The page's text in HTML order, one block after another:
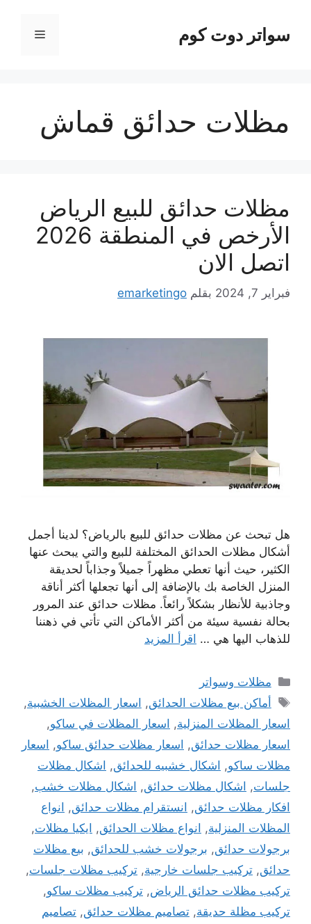
المحتوىسواتر دوت كوم القائمة
مظلات حدائق قماش
مظلات حدائق للبيع الرياض
الأرخص في المنطقة 2026
اتصل الان
فبراير 7, 2024 بقلم emarketingo
هل تبحث عن مظلات حدائق للبيع بالرياض؟ لدينا أجمل
أشكال مظلات الحدائق المختلفة للبيع والتي يبحث عنها
الكثير، حيث أنها تعطي مظهراً جميلاً وجذاباً لحديقة
المنزل الخاصة بك بالإضافة إلى أنها تجعلها أكثر أناقة
وجاذبية للأنظار بشكلاً رائعاً. مظلات حدائق عند المرور
بحالة نفسية سيئة من أكثر الأماكن التي تأتي في ذهننا
للذهاب اليها هي … اقرأ المزيد
التصنيفات
مظلات وسواتر
الوسوم
أماكن بيع مظلات الحدائق, اسعار المظلات الخشبية,
اسعار المظلات المنزلية, اسعار المظلات في ساكو,
اسعار مظلات حدائق, اسعار مظلات حدائق ساكو, اسعار
مظلات ساكو, اشكال خشبيه للحدائق, اشكال مظلات
جلسات, اشكال مظلات حدائق, اشكال مظلات خشب,
افكار مظلات حدائق, انستقرام مظلات حدائق, انواع
المظلات المنزلية, انواع مظلات الحدائق, ايكيا مظلات,
برجولات حدائق, برجولات خشب للحدائق, بيع مظلات
حدائق, تركيب جلسات خارجية, تركيب مظلات جلسات,
تركيب مظلات حدائق الرياض, تركيب مظلات ساكو,
تركيب مظلة حديقة, تصاميم مظلات حدائق, تصاميم